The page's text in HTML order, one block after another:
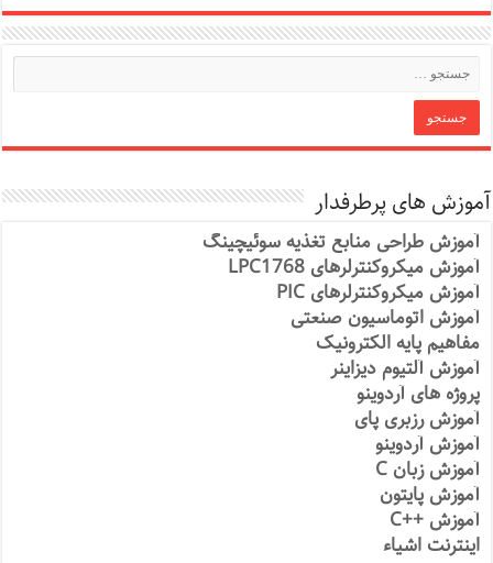
آموزش های پرطرفدار
آموزش طراحی منابع تغذیه سوئیچینگ
آموزش میکروکنترلرهای LPC1768
آموزش میکروکنترلرهای PIC
آموزش اتوماسیون صنعتی
مفاهیم پایه الکترونیک
آموزش آلتیوم دیزاینر
پروژه های آردوینو
آموزش رزبری پای
آموزش آردوینو
آموزش زبان C
آموزش پایتون
آموزش ++C
اینترنت اشیاء